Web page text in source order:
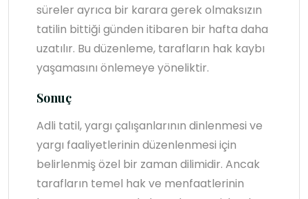
süreler ayrıca bir karara gerek olmaksızın
tatilin bittiği günden itibaren bir hafta daha
uzatılır. Bu düzenleme, tarafların hak kaybı
yaşamasını önlemeye yöneliktir.
Sonuç
Adli tatil, yargı çalışanlarının dinlenmesi ve
yargı faaliyetlerinin düzenlenmesi için
belirlenmiş özel bir zaman dilimidir. Ancak
tarafların temel hak ve menfaatlerinin